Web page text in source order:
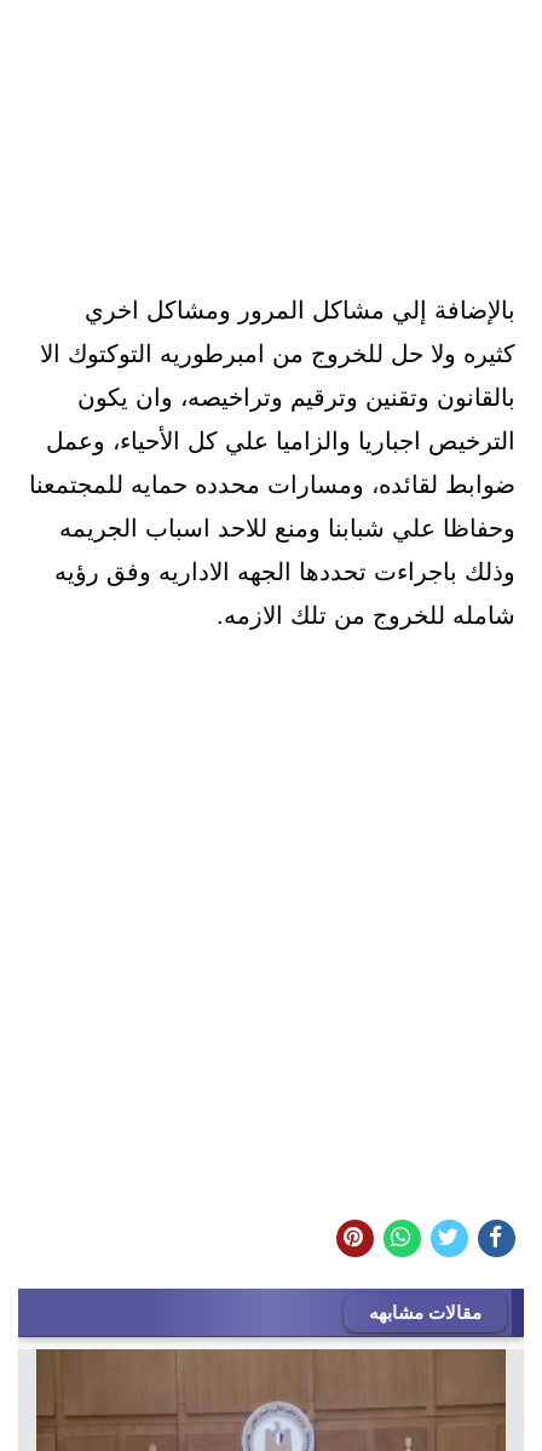
بالإضافة إلي مشاكل المرور ومشاكل اخري
كثيره ولا حل للخروج من امبرطوريه التوكتوك الا
بالقانون وتقنين وترقيم وتراخيصه، وان يكون
الترخيص اجباريا والزاميا علي كل الأحياء، وعمل
ضوابط لقائده، ومسارات محدده حمايه للمجتمعنا
وحفاظا علي شبابنا ومنع للاحد اسباب الجريمه
وذلك باجراءت تحددها الجهه الاداريه وفق رؤيه
شامله للخروج من تلك الازمه.
مقالات مشابهه